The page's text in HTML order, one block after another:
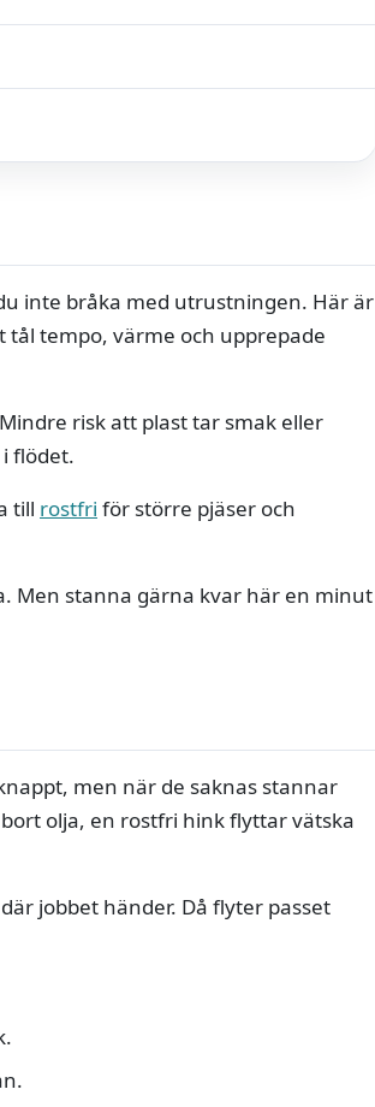
inte bråka med utrustningen. Här är
tempo, värme och upprepade
risk att plast tar smak eller
flödet.
till rostfri för större pjäser och
Men stanna gärna kvar här en minut
men när de saknas stannar
olja, en rostfri hink flyttar vätska
jobbet händer. Då flyter passet